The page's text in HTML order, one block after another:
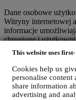
This website uses
Cookies help us
personalise content
share information
advertising and
Dane osobowe
Witryny internetowej
informacje
chronione i
prywatności
2. KTO GROMADZI
Administratorem
commerce
Le Creuset Poland
Marszałkowska 126/